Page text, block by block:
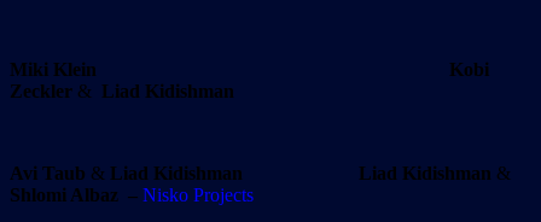
Miki Klein Kobi
Zeckler & Liad Kidishman
Avi Taub & Liad Kidishman Liad Kidishman &
Shlomi Albaz – Nisko Projects